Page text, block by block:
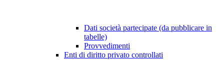
Dati società partecipate (da pubblicare in
tabelle)
Provvedimenti
Enti di diritto privato controllati